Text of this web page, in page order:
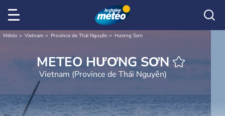
Météo Vietnam Province de Thái Nguyên Hương Sơn
METEO HƯƠNG SƠN
Vietnam (Province de Thái Nguyên)